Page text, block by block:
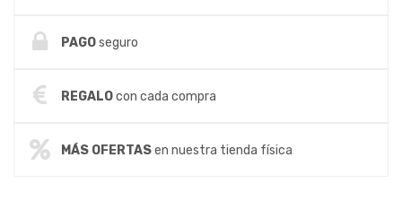
PAGOseguro
REGALOcon cada compra
MÁS OFERTASen nuestra tienda física